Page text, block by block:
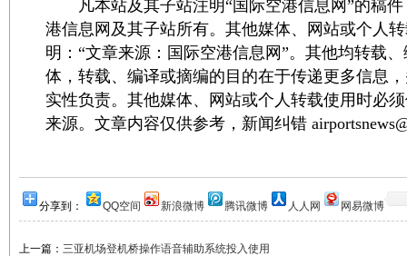
凡本站及其子站注明“国际空港信息网”的稿件
港信息网及其子站所有。其他媒体、网站或个人
明：“文章来源：国际空港信息网”。其他均转载
体，转载、编译或摘编的目的在于传递更多信息
实性负责。其他媒体、网站或个人转载使用时必
来源。文章内容仅供参考，新闻纠错
分享到： QQ空间 新浪微博 腾讯微博 人人网 网易微博
上一篇： 三亚机场登机桥操作语音辅助系统投入使用